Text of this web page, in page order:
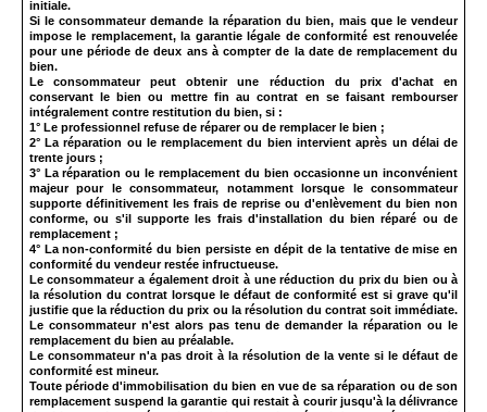
initiale.
Si le consommateur demande la réparation du bien, mais que le vendeur
impose le remplacement, la garantie légale de conformité est renouvelée
pour une période de deux ans à compter de la date de remplacement du
bien.
Le consommateur peut obtenir une réduction du prix d'achat en
conservant le bien ou mettre fin au contrat en se faisant rembourser
intégralement contre restitution du bien, si :
1° Le professionnel refuse de réparer ou de remplacer le bien ;
2° La réparation ou le remplacement du bien intervient après un délai de
trente jours ;
3° La réparation ou le remplacement du bien occasionne un inconvénient
majeur pour le consommateur, notamment lorsque le consommateur
supporte définitivement les frais de reprise ou d'enlèvement du bien non
conforme, ou s'il supporte les frais d'installation du bien réparé ou de
remplacement ;
4° La non-conformité du bien persiste en dépit de la tentative de mise en
conformité du vendeur restée infructueuse.
Le consommateur a également droit à une réduction du prix du bien ou à
la résolution du contrat lorsque le défaut de conformité est si grave qu'il
justifie que la réduction du prix ou la résolution du contrat soit immédiate.
Le consommateur n'est alors pas tenu de demander la réparation ou le
remplacement du bien au préalable.
Le consommateur n'a pas droit à la résolution de la vente si le défaut de
conformité est mineur.
Toute période d'immobilisation du bien en vue de sa réparation ou de son
remplacement suspend la garantie qui restait à courir jusqu'à la délivrance